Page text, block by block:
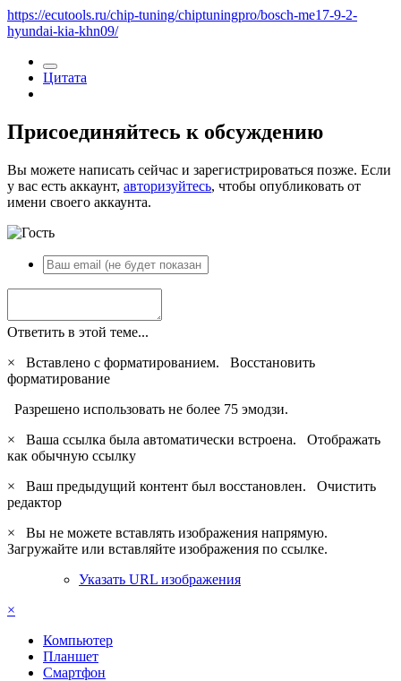
https://ecutools.ru/chip-tuning/chiptuningpro/bosch-me17-9-2-
hyundai-kia-khn09/
Цитата
Присоединяйтесь к обсуждению
Вы можете написать сейчас и зарегистрироваться позже. Если
у вас есть аккаунт, авторизуйтесь, чтобы опубликовать от
имени своего аккаунта.
Ответить в этой теме...
×
Вставлено с форматированием. Восстановить
форматирование
Разрешено использовать не более 75 эмодзи.
×
Ваша ссылка была автоматически встроена. Отображать
как обычную ссылку
×
Ваш предыдущий контент был восстановлен. Очистить
редактор
×
Вы не можете вставлять изображения напрямую.
Загружайте или вставляйте изображения по ссылке.
Указать URL изображения
×
Компьютер
Планшет
Смартфон